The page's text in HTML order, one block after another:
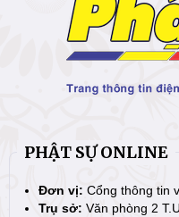
PHẬT SỰ ONLINE
Đơn vị: Cổng thông tin
Trụ sở: Văn phòng 2